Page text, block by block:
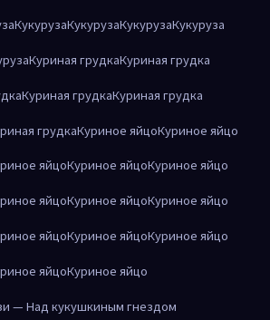
КукурузаКукурузаКукурузаКукуруза
Куриная грудкаКуриная грудка
Куриная грудкаКуриная грудка
грудкаКуриное яйцоКуриное яйцо
яйцоКуриное яйцоКуриное яйцо
яйцоКуриное яйцоКуриное яйцо
яйцоКуриное яйцоКуриное яйцо
яйцоКуриное яйцо
— Над кукушкиным гнездом